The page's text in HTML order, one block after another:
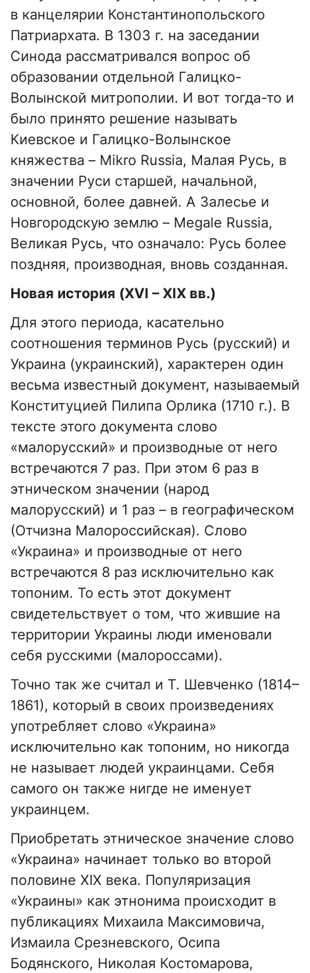
в канцелярии Константинопольского
Патриархата. В 1303 г. на заседании
Синода рассматривался вопрос об
образовании отдельной Галицко-
Волынской митрополии. И вот тогда-то и
было принято решение называть
Киевское и Галицко-Волынское
княжества – Mikro Russia, Малая Русь, в
значении Руси старшей, начальной,
основной, более давней. А Залесье и
Новгородскую землю – Megale Russia,
Великая Русь, что означало: Русь более
поздняя, производная, вновь созданная.
Новая история (XVI – XIX вв.)
Для этого периода, касательно
соотношения терминов Русь (русский) и
Украина (украинский), характерен один
весьма известный документ, называемый
Конституцией Пилипа Орлика (1710 г.). В
тексте этого документа слово
«малорусский» и производные от него
встречаются 7 раз. При этом 6 раз в
этническом значении (народ
малорусский) и 1 раз – в географическом
(Отчизна Малороссийская). Слово
«Украина» и производные от него
встречаются 8 раз исключительно как
топоним. То есть этот документ
свидетельствует о том, что жившие на
территории Украины люди именовали
себя русскими (малороссами).
Точно так же считал и Т. Шевченко (1814–
1861), который в своих произведениях
употребляет слово «Украина»
исключительно как топоним, но никогда
не называет людей украинцами. Себя
самого он также нигде не именует
украинцем.
Приобретать этническое значение слово
«Украина» начинает только во второй
половине XIX века. Популяризация
«Украины» как этнонима происходит в
публикациях Михаила Максимовича,
Измаила Срезневского, Осипа
Бодянского, Николая Костомарова,